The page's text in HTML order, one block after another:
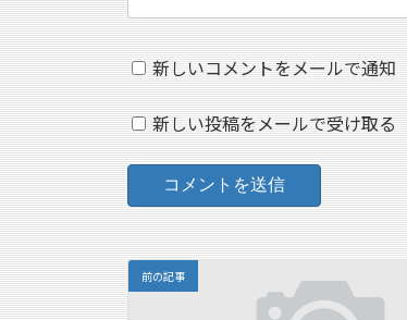
新しいコメントをメールで通知
新しい投稿をメールで受け取る
前の記事